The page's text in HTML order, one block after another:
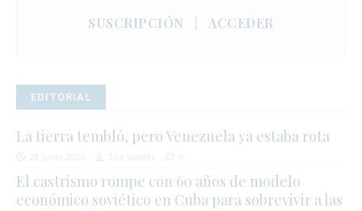
SUSCRIPCIÓN
ACCEDER
EDITORIAL
La tierra tembló, pero Venezuela ya estaba rota
El castrismo rompe con 60 años de modelo
económico soviético en Cuba para sobrevivir a las